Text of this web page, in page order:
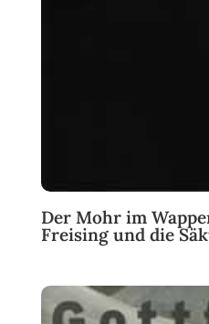
Der Mohr im
Freising und die